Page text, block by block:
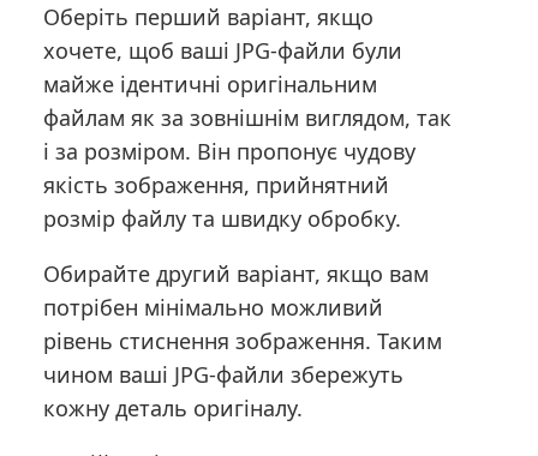
Оберіть перший варіант, якщо
хочете, щоб ваші JPG-файли були
майже ідентичні оригінальним
файлам як за зовнішнім виглядом, так
і за розміром. Він пропонує чудову
якість зображення, прийнятний
розмір файлу та швидку обробку.
Обирайте другий варіант, якщо вам
потрібен мінімально можливий
рівень стиснення зображення. Таким
чином ваші JPG-файли збережуть
кожну деталь оригіналу.